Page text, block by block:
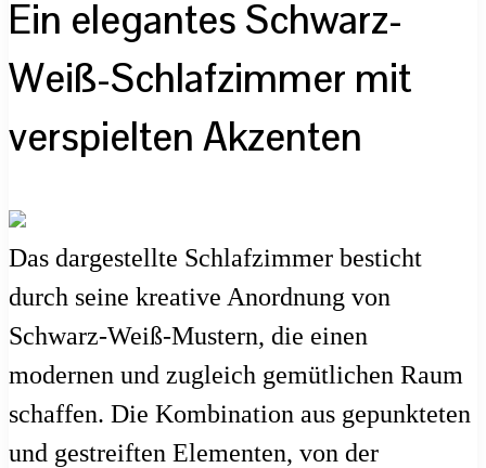
Ein elegantes Schwarz-
Weiß-Schlafzimmer mit
verspielten Akzenten
Das dargestellte Schlafzimmer besticht
durch seine kreative Anordnung von
Schwarz-Weiß-Mustern, die einen
modernen und zugleich gemütlichen Raum
schaffen. Die Kombination aus gepunkteten
und gestreiften Elementen, von der